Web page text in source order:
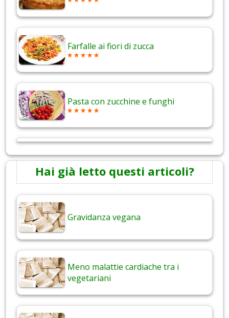
Farfalle ai fiori di zucca
Pasta con zucchine e funghi
Hai già letto questi articoli?
Gravidanza vegana
Meno malattie cardiache tra i
vegetariani